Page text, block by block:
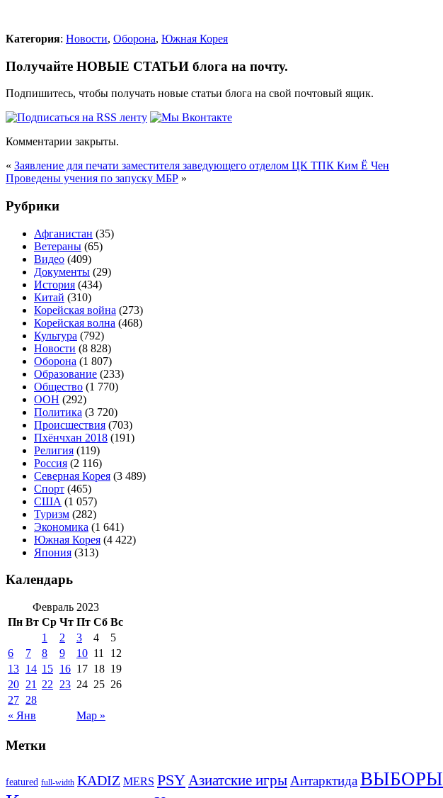
Категория: Новости, Оборона, Южная Корея
Получайте НОВЫЕ СТАТЬИ блога на почту.
Подпишитесь, чтобы получать новые статьи блога на свой почтовый ящик.
Комментарии закрыты.
« Заявление для печати заместителя заведующего отделом ЦК ТПК Ким Ё Чен
Проведены учения по запуску МБР »
Рубрики
Афганистан (35)
Ветераны (65)
Видео (409)
Документы (29)
История (434)
Китай (310)
Корейская война (273)
Корейская волна (468)
Культура (792)
Новости (8 828)
Оборона (1 807)
Образование (233)
Общество (1 770)
ООН (292)
Политика (3 720)
Происшествия (703)
Пхёнчхан 2018 (191)
Религия (119)
Россия (2 116)
Северная Корея (3 489)
Спорт (465)
США (1 057)
Туризм (282)
Экономика (1 641)
Южная Корея (4 422)
Япония (313)
Календарь
Февраль 2023
Пн Вт Ср Чт Пт Сб Вс
« Янв Мар »
1 2 3 4
5
6
7 8 9 10 11
12
13 14 15 16 17 18 19
20 21 22 23 24 25 26
27 28
Метки
featured full-width KADIZ MERS PSY Азиатские игры АнтарктидаВЫБОРЫ